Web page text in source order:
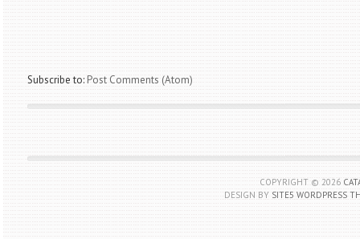
Subscribe to: Post Comments (Atom)
COPYRIGHT © 2026
DESIGN BY SITE5 WORDPRESS